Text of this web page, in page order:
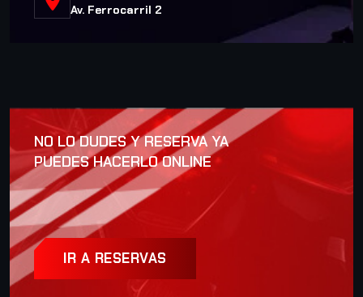
Av. Ferrocarril 2
NO LO DUDES Y RESERVA YA
PUEDES HACERLO ONLINE
IR A RESERVAS